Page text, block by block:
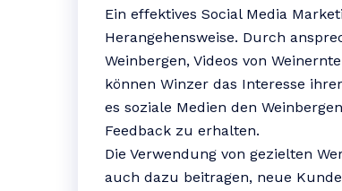
Ein effektives Social Media
Herangehensweise. Durch
Weinbergen, Videos von
können Winzer das Interesse
es soziale Medien den
Feedback zu erhalten.
Die Verwendung von gezielten
auch dazu beitragen, neue